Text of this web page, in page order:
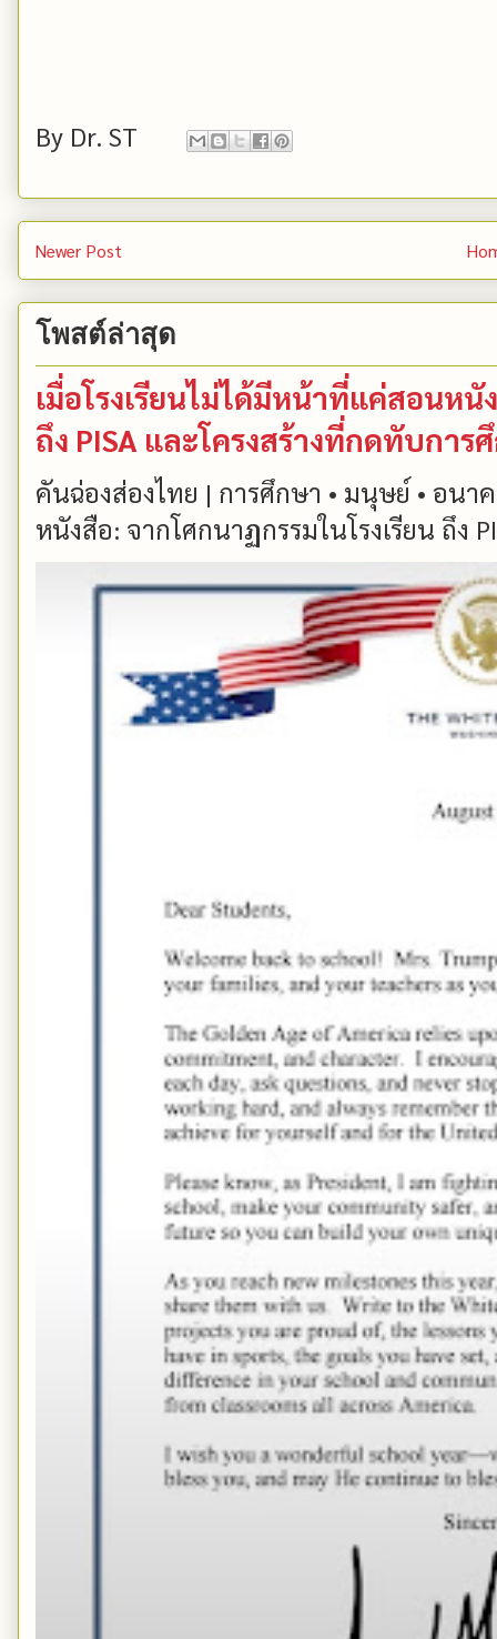
By Dr. ST
Newer Post
โพสต์ล่าสุด
เมื่อโรงเรียนไม่ได้มีหน้าที่แค่สอนหนั
ถึง PISA และโครงสร้างที่กดทับการ
คันฉ่องส่องไทย | การศึกษา • มนุษย์ • อนา
หนังสือ: จากโศกนาฏกรรมในโรงเรียน ถึง